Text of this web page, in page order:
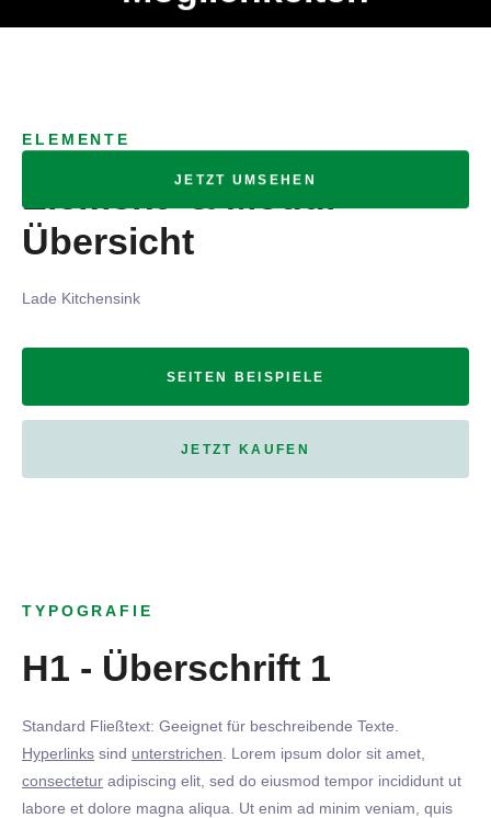
JETZT UMSEHEN
ELEMENTE
Element- & Modul-
Übersicht
Lade Kitchensink
SEITEN BEISPIELE
JETZT KAUFEN
TYPOGRAFIE
H1 - Überschrift 1
Standard Fließtext: Geeignet für beschreibende Texte.
Hyperlinks sind unterstrichen . Lorem ipsum dolor sit amet,
consectetur adipiscing elit, sed do eiusmod tempor incididunt ut
labore et dolore magna aliqua. Ut enim ad minim veniam, quis